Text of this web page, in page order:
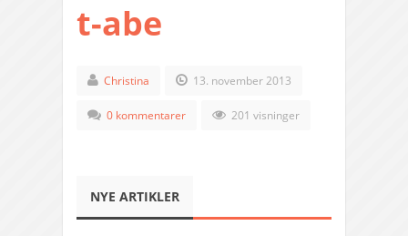
t-abe
Christina 13. november 2013
0 kommentarer 201 visninger
NYE ARTIKLER